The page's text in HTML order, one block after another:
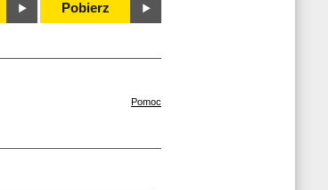
Pobierz
Pomoc